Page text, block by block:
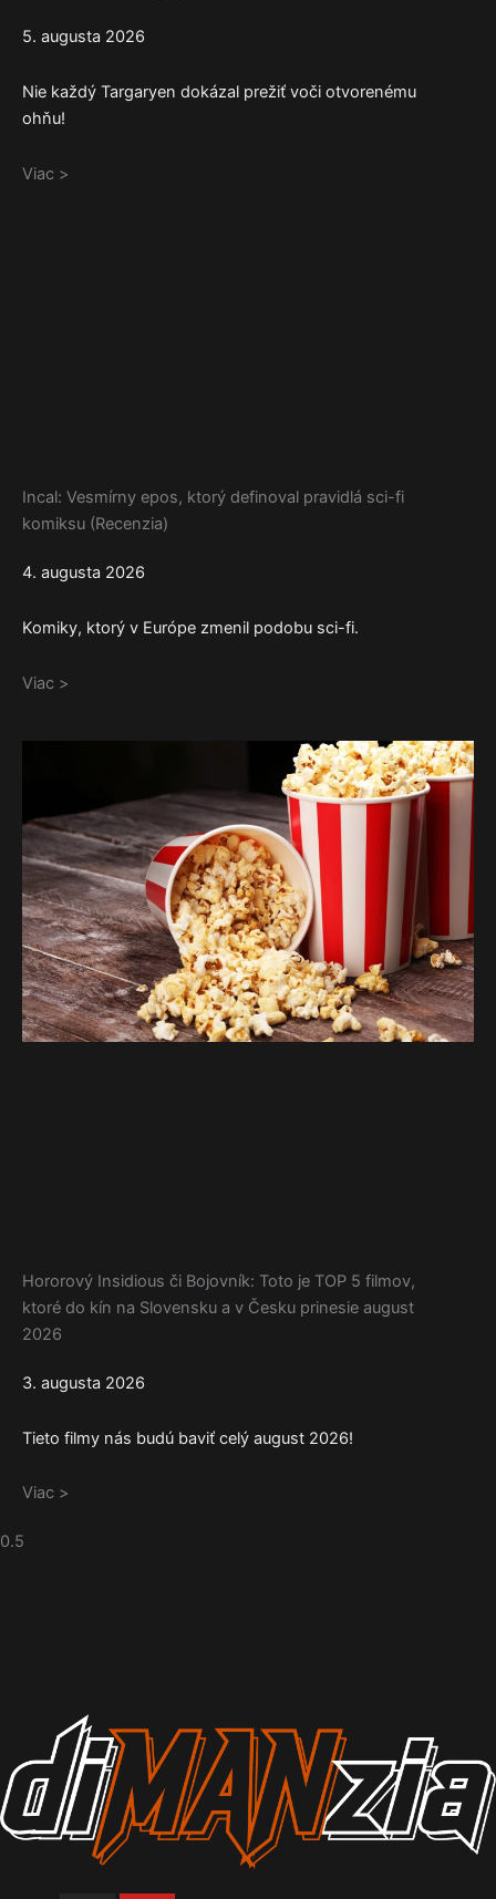
5. augusta 2026
Nie každý Targaryen dokázal prežiť voči otvorenému
ohňu!
Viac >
Incal: Vesmírny epos, ktorý definoval pravidlá sci-fi
komiksu (Recenzia)
4. augusta 2026
Komiky, ktorý v Európe zmenil podobu sci-fi.
Viac >
Hororový Insidious či Bojovník: Toto je TOP 5 filmov,
ktoré do kín na Slovensku a v Česku prinesie august
2026
3. augusta 2026
Tieto filmy nás budú baviť celý august 2026!
Viac >